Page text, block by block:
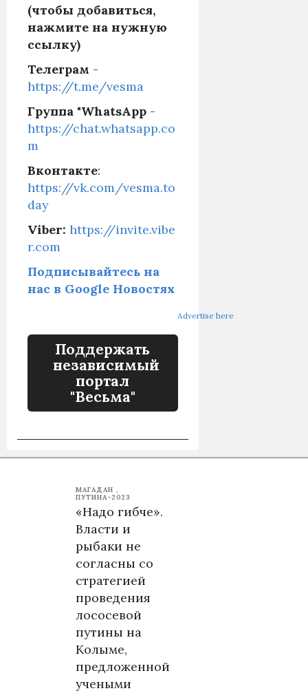
(чтобы добавиться,
нажмите на нужную
ссылку)
Телеграм -
https://t.me/vesma
Группа "WhatsApp -
https://chat.whatsapp.co
m
Вконтакте:
https://vk.com/vesma.to
day
Viber: https://invite.vibe
r.com
Подписывайтесь на
нас в Google Новостях
Advertise here
Поддержать
независимый
портал
"Весьма"
МАГАДАН
ПУТИНА-2023
«Надо гибче».
Власти и
рыбаки не
согласны со
стратегией
проведения
лососевой
путины на
Колыме,
предложенной
учеными